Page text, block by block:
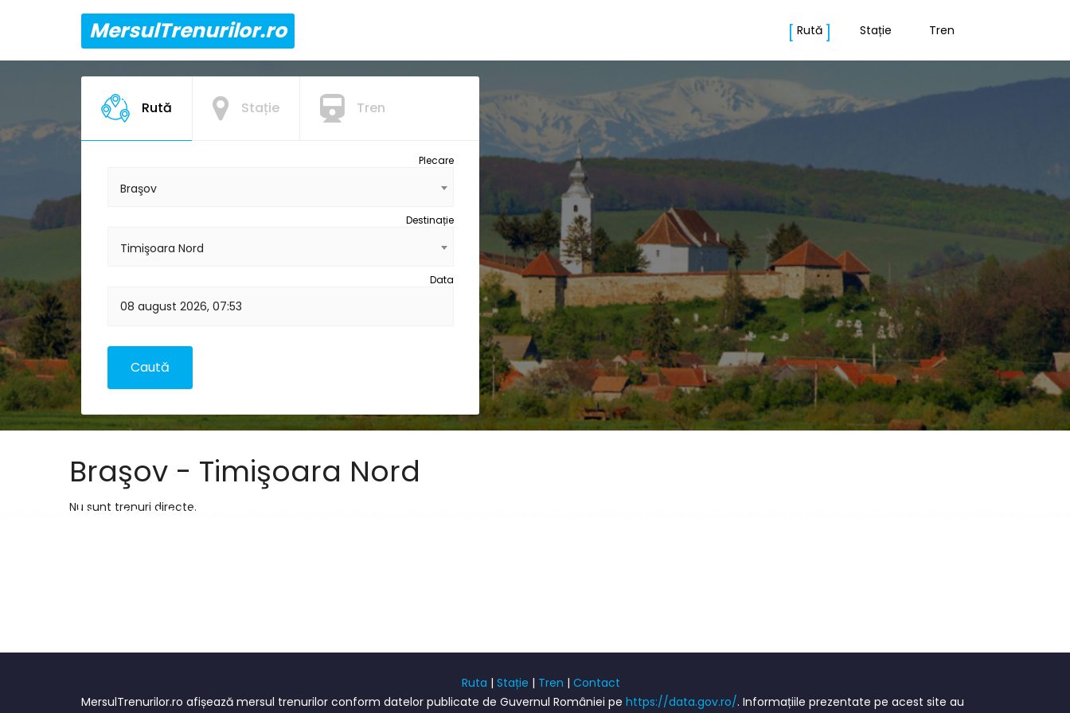
MersulTrenurilor.ro Rută Stație Tren
Rută Stație Tren
Plecare
Braşov
Destinație
Timişoara Nord
Data
Braşov - Timişoara Nord
Nu sunt trenuri directe.
Ruta | Stație | Tren | Contact
MersulTrenurilor.ro afișează mersul trenurilor conform datelor publicate de Guvernul României pe https://data.gov.ro/. Informațiile prezentate pe acest site au